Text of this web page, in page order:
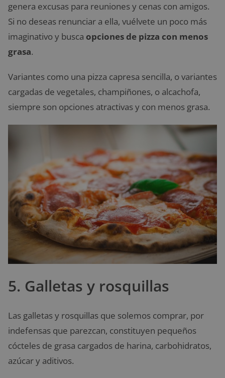
genera excusas para reuniones y cenas con amigos.
Si no deseas renunciar a ella, vuélvete un poco más
imaginativo y busca opciones de pizza con menos
grasa.
Variantes como una pizza capresa sencilla, o variantes
cargadas de vegetales, champiñones, o alcachofa,
siempre son opciones atractivas y con menos grasa.
5. Galletas y rosquillas
Las galletas y rosquillas que solemos comprar, por
indefensas que parezcan, constituyen pequeños
cócteles de grasa cargados de harina, carbohidratos,
azúcar y aditivos.